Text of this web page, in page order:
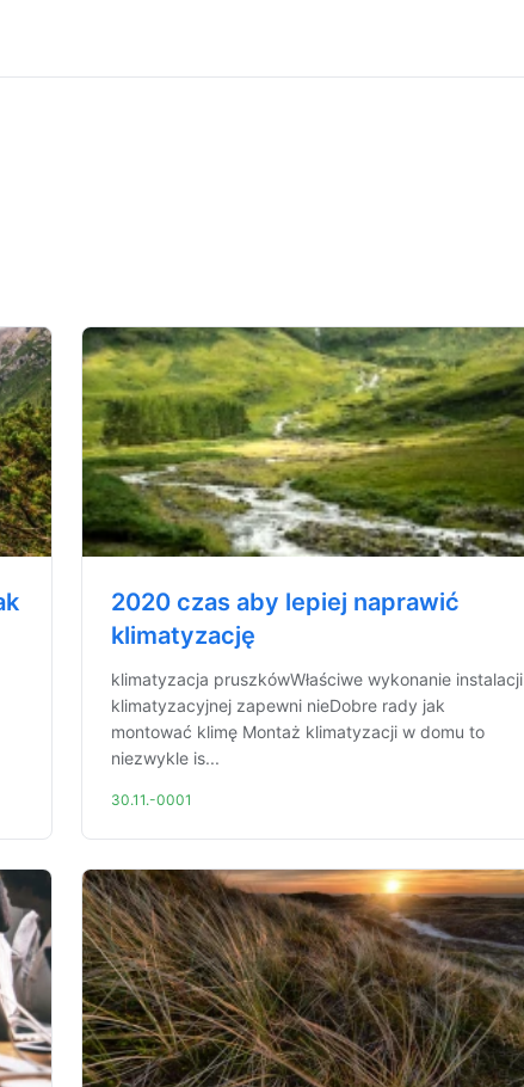
2020 czas aby lepiej naprawić
klimatyzację
klimatyzacja pruszkówWłaściwe wykonanie instalacji
klimatyzacyjnej zapewni nieDobre rady jak
montować klimę Montaż klimatyzacji w domu to
niezwykle is...
30.11.-0001